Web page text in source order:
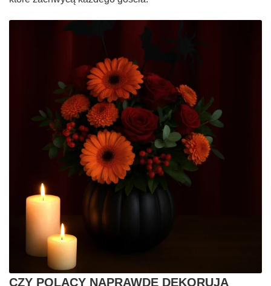
CZY POLACY NAPRAWDĘ DEKORUJĄ